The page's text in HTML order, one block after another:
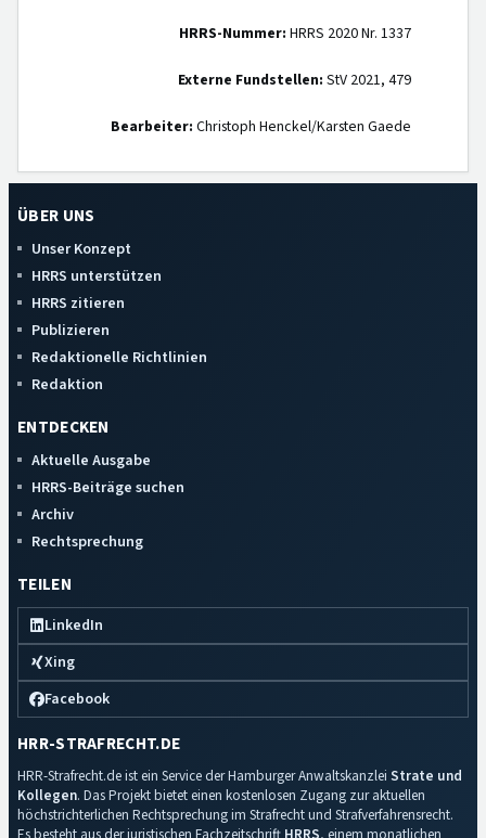
HRRS-Nummer: HRRS 2020 Nr. 1337
Externe Fundstellen: StV 2021, 479
Bearbeiter: Christoph Henckel/Karsten Gaede
ÜBER UNS
Unser Konzept
HRRS unterstützen
HRRS zitieren
Publizieren
Redaktionelle Richtlinien
Redaktion
ENTDECKEN
Aktuelle Ausgabe
HRRS-Beiträge suchen
Archiv
Rechtsprechung
TEILEN
LinkedIn
Xing
Facebook
HRR-STRAFRECHT.DE
HRR-Strafrecht.de ist ein Service der Hamburger Anwaltskanzlei Strate und
Kollegen. Das Projekt bietet einen kostenlosen Zugang zur aktuellen
höchstrichterlichen Rechtsprechung im Strafrecht und Strafverfahrensrecht.